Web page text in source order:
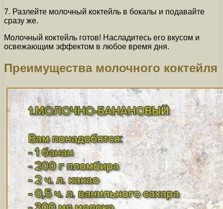
7. Разлейте молочный коктейль в бокалы и подавайте
сразу же.
Молочный коктейль готов! Насладитесь его вкусом и
освежающим эффектом в любое время дня.
Преимущества молочного коктейля